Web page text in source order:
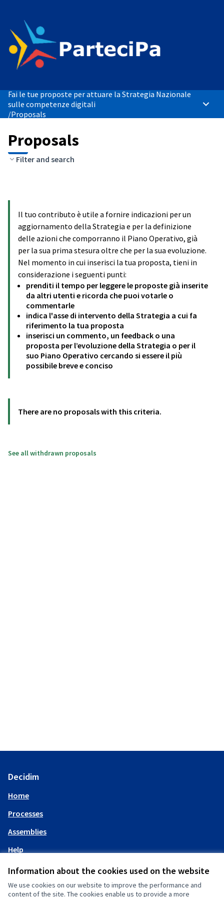
Information about the cookies used on the website
We use cookies on our website to improve the performance and
content of the site. The cookies enable us to provide a more
Fai le tue proposte per attuare la Strategia Nazionale
sulle competenze digitali
/Proposals
Main
Proposals
Filter and search
Il tuo contributo è utile a fornire indicazioni per un
aggiornamento della Strategia e per la definizione
delle azioni che comporranno il Piano Operativo, già
per la sua prima stesura oltre che per la sua evoluzione.
Nel momento in cui inserisci la tua proposta, tieni in
considerazione i seguenti punti:
prenditi il tempo per leggere le proposte già inserite
da altri utenti e ricorda che puoi votarle o
commentarle
indica l'asse di intervento della Strategia a cui fa
riferimento la tua proposta
inserisci un commento, un feedback o una
proposta per l’evoluzione della Strategia o per il
suo Piano Operativo cercando si essere il più
possibile breve e conciso
There are no proposals with this criteria.
See all withdrawn proposals
Decidim
Home
Processes
Assemblies
Help
My account